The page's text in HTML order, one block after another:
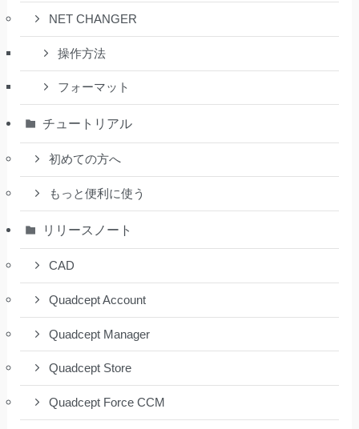
NET CHANGER
操作方法
フォーマット
チュートリアル
初めての方へ
もっと便利に使う
リリースノート
CAD
Quadcept Account
Quadcept Manager
Quadcept Store
Quadcept Force CCM